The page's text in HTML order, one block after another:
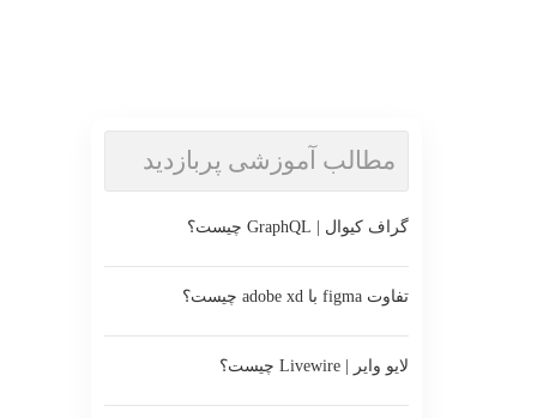
مطالب آموزشی پربازدید
گراف کیوال | GraphQL چیست؟
تفاوت figma با adobe xd چیست؟
لایو وایر | Livewire چیست؟